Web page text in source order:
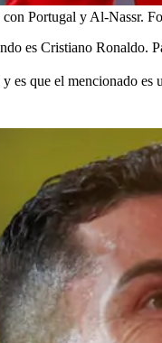
con Portugal y Al-Nassr.
es Cristiano Ronaldo.
es que el mencionado